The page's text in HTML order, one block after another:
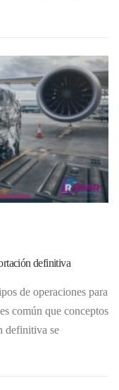
definitiva
de operaciones para
común que conceptos
definitiva se